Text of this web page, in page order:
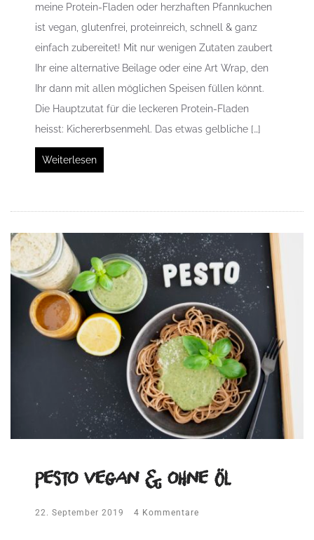
meine Protein-Fladen oder herzhaften Pfannkuchen
ist vegan, glutenfrei, proteinreich, schnell & ganz
einfach zubereitet! Mit nur wenigen Zutaten zaubert
Ihr eine alternative Beilage oder eine Art Wrap, den
Ihr dann mit allen möglichen Speisen füllen könnt.
Die Hauptzutat für die leckeren Protein-Fladen
heisst: Kichererbsenmehl. Das etwas gelbliche […]
Weiterlesen
Pesto vegan & ohne Öl
22. September 2019 4 Kommentare